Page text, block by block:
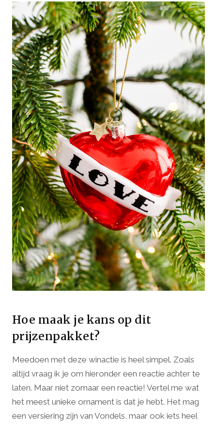
Hoe maak je kans op dit
prijzenpakket?
Meedoen met deze winactie is heel simpel. Zoals
altijd vraag ik je om hieronder een reactie achter te
laten. Maar niet zomaar een reactie! Vertel me wat
het meest unieke ornament is dat je hebt. Het mag
een versiering zijn van Vondels, maar ook iets heel